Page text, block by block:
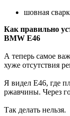
шовная
Как правильно
BMW E46
А теперь самое
хуже отсутствия
Я видел E46, где
ржавчины. Через
Так делать нельзя.